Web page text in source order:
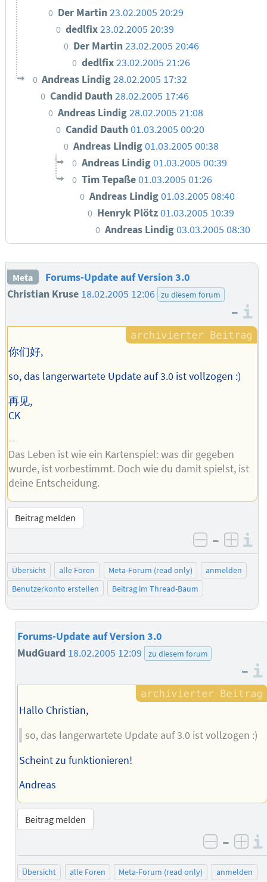
0 Der Martin23.02.2005 20:29
0 dedlfix23.02.2005 20:39
0 Der Martin23.02.2005 20:46
0 dedlfix23.02.2005 21:26
0 Andreas Lindig28.02.2005 17:32
0 Candid Dauth28.02.2005 17:46
0 Andreas Lindig28.02.2005 21:08
0 Candid Dauth01.03.2005 00:20
0 Andreas Lindig01.03.2005 00:38
0 Andreas Lindig01.03.2005 00:39
0 Tim Tepaße01.03.2005 01:26
0 Andreas Lindig01.03.2005 08:40
0 Henryk Plötz01.03.2005 10:39
0 Andreas Lindig03.03.2005 08:30
Meta
Forums-Update auf Version 3.0
Christian Kruse 18.02.2005 12:06 zu diesem forum
–
你们好,
so, das langerwartete Update auf 3.0 ist vollzogen :)
再见,
CK
--
Das Leben ist wie ein Kartenspiel: was dir gegeben
wurde, ist vorbestimmt. Doch wie du damit spielst, ist
deine Entscheidung.
Beitrag melden
negativ
–
Übersicht alle Foren Meta-Forum (read only)
anmelden
Benutzerkonto erstellen
Beitrag im Thread-Baum
Forums-Update auf Version 3.0
MudGuard 18.02.2005 12:09 zu diesem forum
–
Hallo Christian,
so, das langerwartete Update auf 3.0 ist vollzogen :)
Scheint zu funktionieren!
Andreas
Beitrag melden
negativ
–
Übersicht alle Foren Meta-Forum (read only) anmelden